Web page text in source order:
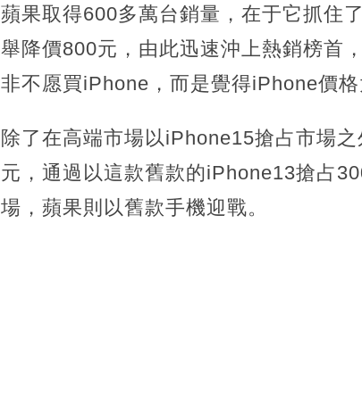
蘋果取得600多萬台銷量，在于它抓住
舉降價800元，由此迅速沖上熱銷榜首
非不愿買iPhone，而是覺得iPhone價格
除了在高端市場以iPhone15搶占市場
元，通過以這款舊款的iPhone13搶占
場，蘋果則以舊款手機迎戰。